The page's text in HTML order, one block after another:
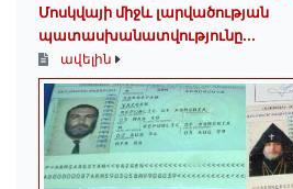
Մոսկվայի միջև լարվածության
պատասխանատվությունը...
ավելին